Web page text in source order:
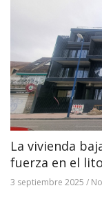
La vivienda
fuerza en el
3 septiembre 2025 /